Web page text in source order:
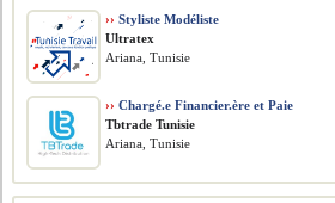
›› Styliste Modéliste
Ultratex
Ariana, Tunisie
›› Chargé.e Financier.ère et Paie
Tbtrade Tunisie
Ariana, Tunisie